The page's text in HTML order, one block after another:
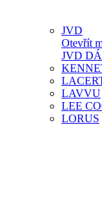
JVD
Otevřít
JVD
LAVVU
LEE
LORUS